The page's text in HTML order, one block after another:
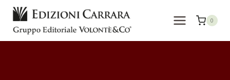
Salta
contenuto
0